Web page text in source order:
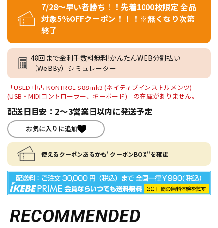
7/28～早い者勝ち！！先着1000枚限定 全品
対象5％OFFクーポン！！！※無くなり次第
終了
48回まで金利手数料無料!かんたんWEB分割払い
（WeBBy）シミュレーター
「USED 中古 KONTROL S88 mk3 (ネイティブインストルメンツ)
(USB・MIDIコントローラー、キーボード)」の在庫がありません。
配送日目安：2～3営業日以内に発送予定
お気に入りに追加
使えるクーポンあるかも"クーポンBOX"を確認
RECOMMENDED